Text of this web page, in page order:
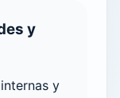
y
y